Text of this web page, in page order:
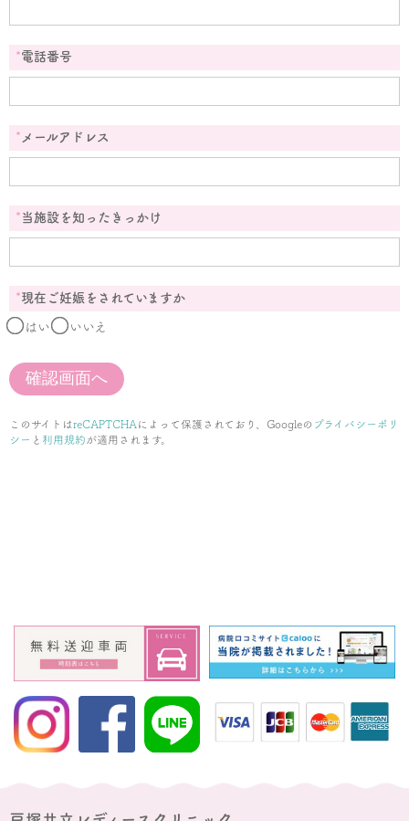
*電話番号
* メールアドレス
* 当施設を知ったきっかけ
*現在ご妊娠をされていますか
はい いいえ
このサイトはreCAPTCHA によって保護されており、Googleの プライバシーポリ
シー と 利用規約 が適用されます。